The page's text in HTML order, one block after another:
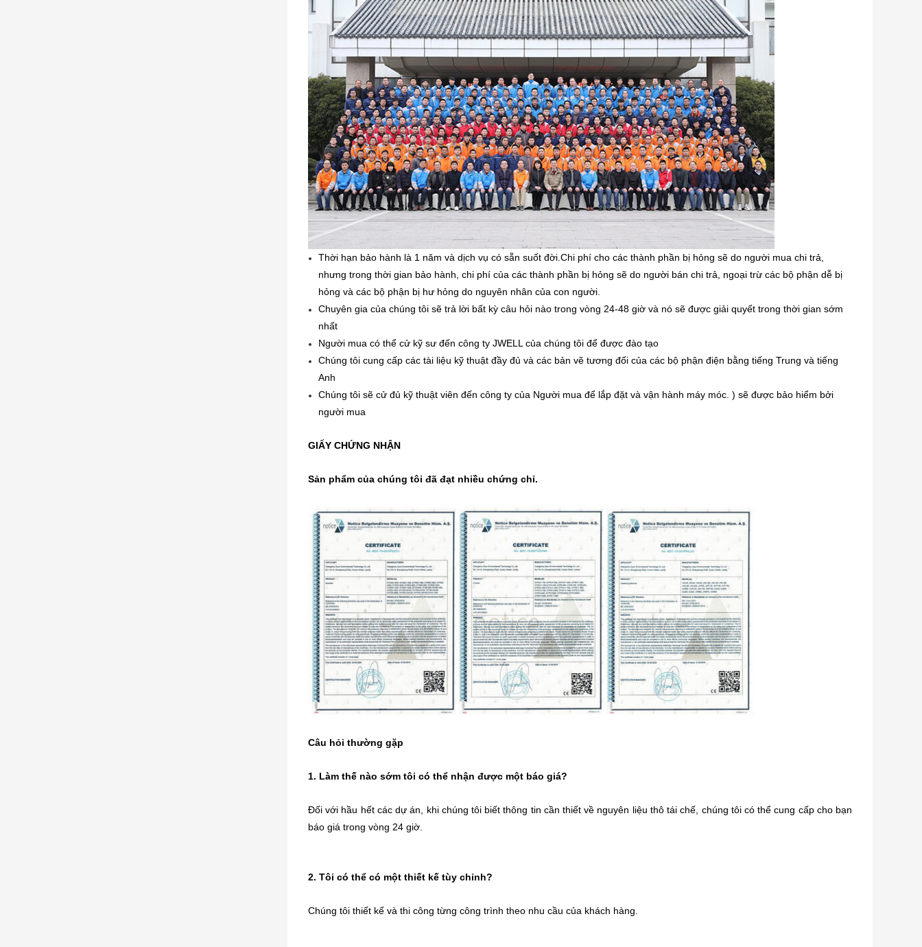
Thời hạn bảo hành là 1 năm và dịch vụ có sẵn suốt đời.Chi phí cho các thành phần bị hỏng sẽ do người mua chi trả,
nhưng trong thời gian bảo hành, chi phí của các thành phần bị hỏng sẽ do người bán chi trả, ngoại trừ các bộ phận dễ bị
hỏng và các bộ phận bị hư hỏng do nguyên nhân của con người.
Chuyên gia của chúng tôi sẽ trả lời bất kỳ câu hỏi nào trong vòng 24-48 giờ và nó sẽ được giải quyết trong thời gian sớm
nhất
Người mua có thể cử kỹ sư đến công ty JWELL của chúng tôi để được đào tạo
Chúng tôi cung cấp các tài liệu kỹ thuật đầy đủ và các bản vẽ tương đối của các bộ phận điện bằng tiếng Trung và tiếng
Anh
Chúng tôi sẽ cử đủ kỹ thuật viên đến công ty của Người mua để lắp đặt và vận hành máy móc. ) sẽ được bảo hiểm bởi
người mua
GIẤY CHỨNG NHẬN
Sản phẩm của chúng tôi đã đạt nhiều chứng chỉ.
Câu hỏi thường gặp
1. Làm thế nào sớm tôi có thể nhận được một báo giá?
Đối với hầu hết các dự án, khi chúng tôi biết thông tin cần thiết về nguyên liệu thô tái chế, chúng tôi có thể cung cấp cho bạn
báo giá trong vòng 24 giờ.
2. Tôi có thể có một thiết kế tùy chỉnh?
Chúng tôi thiết kế và thi công từng công trình theo nhu cầu của khách hàng.